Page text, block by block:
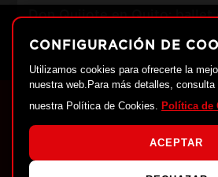
Don Quijote en Quito: ballet
CONFIGURACIÓN DE
Utilizamos cookies para ofrecerte la
nuestra web.Para más detalles,
nuestra Política de Cookies. Política de
ACEPTAR